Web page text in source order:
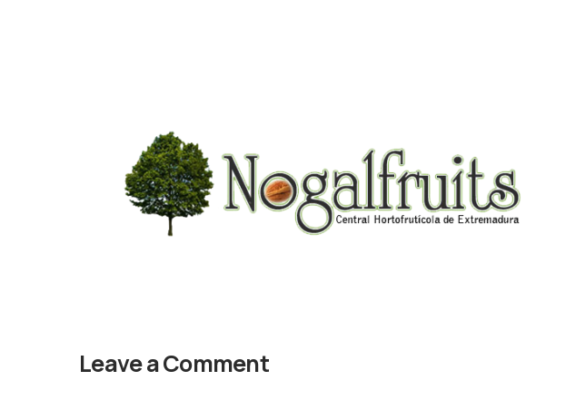
Leave a Comment